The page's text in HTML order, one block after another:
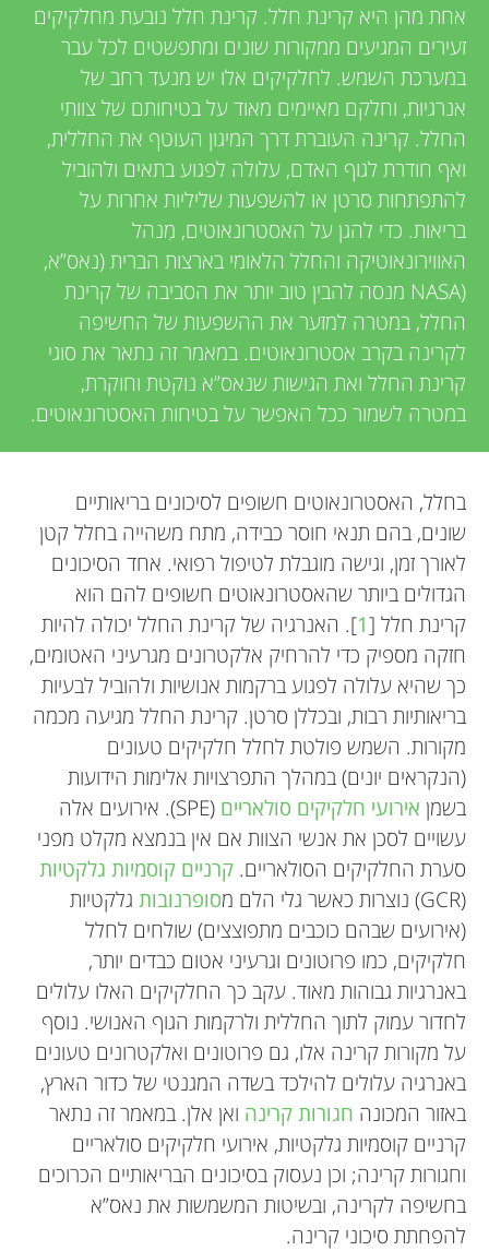
n
g
M
i
n
d
s
i
e
w
e
r
s
אחת מהן היא קרינת חלל. קרינת חלל נובעת מחלקיקים
זעירים המגיעים ממקורות שונים ומתפשטים לכל עבר
במערכת השמש. לחלקיקים אלו יש מנעד רחב של
אנרגיות, וחלקם מאיימים מאוד על בטיחותם של צוותי
החלל. קרינה העוברת דרך המיגון העוטף את החללית,
ואף חודרת לגוף האדם, עלולה לפגוע בתאים ולהוביל
להתפתחות סרטן או להשפעות שליליות אחרות על
בריאות. כדי להגן על האסטרונאוטים, מִנהל
האווירונאוטיקה והחלל הלאומי בארצות הברית (נאס”א,
(NASA מנסה להבין טוב יותר את הסביבה של קרינת
החלל, במטרה למזער את ההשפעות של החשיפה
לקרינה בקרב אסטרונאוטים. במאמר זה נתאר את סוגי
קרינת החלל ואת הגישות שנאס”א נוקטת וחוקרת,
במטרה לשמור ככל האפשר על בטיחות האסטרונאוטים.
בחלל, האסטרונאוטים חשופים לסיכונים בריאותיים
שונים, בהם תנאי חוסר כבידה, מתח משהייה בחלל קטן
לאורך זמן, וגישה מוגבלת לטיפול רפואי. אחד הסיכונים
הגדולים ביותר שהאסטרונאוטים חשופים להם הוא
קרינת חלל [1]. האנרגיה של קרינת החלל יכולה להיות
חזקה מספיק כדי להרחיק אלקטרונים מגרעיני האטומים,
כך שהיא עלולה לפגוע ברקמות אנושיות ולהוביל לבעיות
בריאותיות רבות, ובכללן סרטן. קרינת החלל מגיעה מכמה
מקורות. השמש פולטת לחלל חלקיקים טעונים
(הנקראים יונים) במהלך התפרצויות אלימות הידועות
בשמן אירועי חלקיקים סולאריים
(SPE). אירועים אלה
עשויים לסכן את אנשי הצוות אם אין בנמצא מקלט מפני
סערת החלקיקים הסולאריים. קרניים קוסמיות גלקטיות
(GCR) נוצרות כאשר גלי הלם מ
סופרנובותגלקטיות
(אירועים שבהם כוכבים מתפוצצים) שולחים לחלל
חלקיקים, כמו פרוטונים וגרעיני אטום כבדים יותר,
באנרגיות גבוהות מאוד. עקב כך החלקיקים האלו עלולים
לחדור עמוק לתוך החללית ולרקמות הגוף האנושי. נוסף
על מקורות קרינה אלו, גם פרוטונים ואלקטרונים טעונים
באנרגיה עלולים להילכד בשדה המגנטי של כדור הארץ,
באזור המכונה חגורות קרינה ואן אלן. במאמר זה נתאר
קרניים קוסמיות גלקטיות, אירועי חלקיקים סולאריים
וחגורות קרינה; וכן נעסוק בסיכונים הבריאותיים הכרוכים
בחשיפה לקרינה, ובשיטות המשמשות את נאס”א
להפחתת סיכוני קרינה.